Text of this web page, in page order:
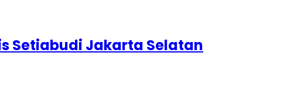
Setiabudi Jakarta Selatan